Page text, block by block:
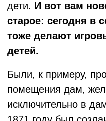
дети. И вот вам
старое: сегодня в
тоже делают
детей.
Были, к примеру,
помещения дам,
исключительно в